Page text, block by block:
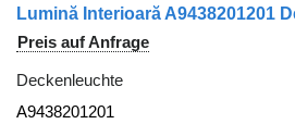
Preis auf Anfrage
Deckenleuchte
A9438201201